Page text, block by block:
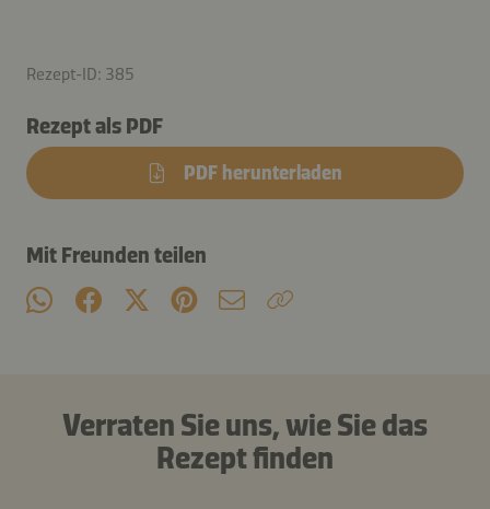
Rezept-ID: 385
Rezept als PDF
PDF herunterladen
Mit Freunden teilen
Verraten Sie uns, wie Sie das
Rezept finden